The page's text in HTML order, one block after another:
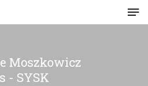
Moszkowicz
- SYSK